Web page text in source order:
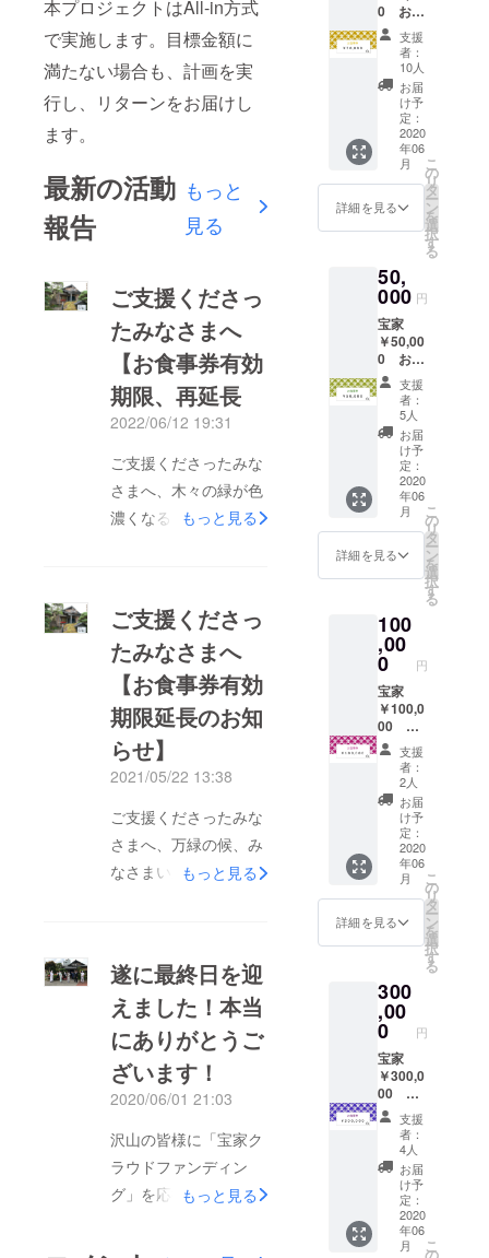
本プロジェクトはAll-in方式
で実施します。目標金額に
満たない場合も、計画を実
行し、リターンをお届けし
ます。
最新の活動
報告
もっと
見る
ご支援くださっ
たみなさまへ
【お食事券有効
期限、再延長
2022/06/12 19:31
ご支援くださったみな
さまへ、木々の緑が色
濃くなる時期となりま
け、コロナがようやく
徐々に落ち着いてまい
りました。まだ感染防
止対策に気をつけなが
らではございますが、
観光バスなども再開
し、お陰様で宝家にも
活気と笑顔が戻りつつ
あります。改めまして
一昨年は、宝家クラウ
度は、お食事券の有効
期限のことでご連絡を
させていただいており
ます。想像以上に世の
中が落ち着いてくるの
あり、まだご使用され
ていないお客様もい
らっしゃいます。来
もっと見る
ご支援くださっ
たみなさまへ
【お食事券有効
期限延長のお知
らせ】
2021/05/22 13:38
ご支援くださったみな
さまへ、万緑の候、み
なさまいかがお過ごし
いただき誠にありがと
うございました。この
度は、お食事券の有効
期限のことでご連絡を
させていただいており
ち着かない状況ですの
で、未使用のチケット
を、来年、令和4年の
もっと見る
遂に最終日を迎
えました！本当
にありがとうご
ざいます！
2020/06/01 21:03
沢山の皆様に「宝家ク
ラウドファンディン
グ」を応援いただき、
し上げます。遂に最終
もっと見る
なる場
合はお
釣りが
発生致
しませ
ん。 ※
所持し
て頂い
ている
食事券
以上の
ご飲食
てお求
めいた
だけま
す。 ※
他食事
券や
クーポ
ン等、
同時ご
使用不
可 ※
コース
のご利
用は仕
入れの
関係で
二日前
ます。
※混雑す
ること
もござ
います
ので、
お席の
ご予約
をおス
スメし
ており
ます。
※食事券
の有効
期限は
2020年
6月～
2021年
閉じる
0 お食
事券
30,000
円のお
食事券
を発送
させて
いただ
きま
す。 ※
お店で
のご飲
食代と
してご
ただけ
ます。
※食事券
でお支
払いに
なる場
合はお
釣りが
発生致
しませ
ん。 ※
所持し
て頂い
ている
食事券
以上の
ご飲食
てお求
めいた
だけま
す。 ※
他食事
券や
クーポ
ン等、
同時ご
使用不
可 ※
コース
のご利
用は仕
入れの
関係で
二日前
までの
※混雑す
ること
もござ
います
ので、
お席の
ご予約
をおス
スメし
ており
ます。
※食事券
の有効
期限は
2020年
6月～
支援
者：
10人
お届
け予
定：
2020
年06
月
詳細を見る
こ
の
リ
タ
ー
ン
を
選
択
す
る
50,
000 円
宝家
￥50,00
0 お食
事券
50,000
円のお
食事券
を発送
させて
いただ
きま
す。 ※
お店で
のご飲
食代と
してご
ただけ
ます。
※食事券
でお支
払いに
なる場
合はお
釣りが
発生致
しませ
ん。 ※
所持し
て頂い
ている
食事券
以上の
ご飲食
代は別
途追加
料金に
めいた
だけま
す。 ※
他食事
券や
クーポ
ン等、
同時ご
使用不
可 ※
コース
のご利
用は仕
入れの
関係で
二日前
支援
者：
5人
お届
け予
定：
2020
年06
月
詳細を見る
こ
の
リ
タ
ー
ン
を
選
択
す
る
100
,00
0 円
宝家
￥100,0
00 お
食事券
100,000
円のお
食事券
を発送
させて
いただ
きま
す。 ※
お店で
のご飲
食代と
してご
ただけ
ます。
※食事券
でお支
払いに
なる場
合はお
釣りが
発生致
しませ
ん。 ※
所持し
て頂い
ている
食事券
以上の
支援
者：
2人
お届
け予
定：
2020
年06
月
詳細を見る
こ
の
リ
タ
ー
ン
を
選
択
す
る
300
,00
0 円
宝家
￥300,0
00 お
食事券
300,000
円のお
食事券
を発送
させて
いただ
きま
す。 ※
支援
者：
4人
お届
け予
定：
2020
年06
月
こ
の